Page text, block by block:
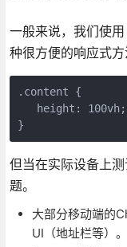
一般来说，我们使
种很方便的响应式方
.content {
   height: 100vh;
}
但当在实际设备上
题。
大部分移动端的
UI（地址栏等）。